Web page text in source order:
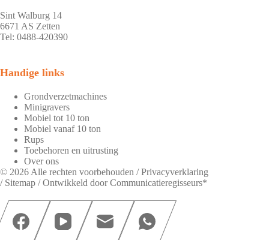
Sint Walburg 14
6671 AS Zetten
Tel: 0488-420390
Handige links
Grondverzetmachines
Minigravers
Mobiel tot 10 ton
Mobiel vanaf 10 ton
Rups
Toebehoren en uitrusting
Over ons
© 2026 Alle rechten voorbehouden /Privacyverklaring
/ Sitemap / Ontwikkeld doorCommunicatieregisseurs*